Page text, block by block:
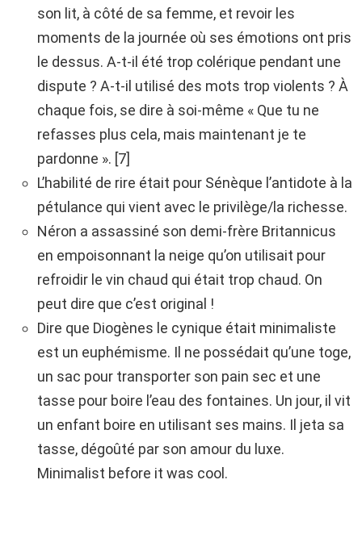
son lit, à côté de sa femme, et revoir les
moments de la journée où ses émotions ont pris
le dessus. A-t-il été trop colérique pendant une
dispute ? A-t-il utilisé des mots trop violents ? À
chaque fois, se dire à soi-même « Que tu ne
refasses plus cela, mais maintenant je te
pardonne ». [7]
L’habilité de rire était pour Sénèque l’antidote à la
pétulance qui vient avec le privilège/la richesse.
Néron a assassiné son demi-frère Britannicus
en empoisonnant la neige qu’on utilisait pour
refroidir le vin chaud qui était trop chaud. On
peut dire que c’est original !
Dire que Diogènes le cynique était minimaliste
est un euphémisme. Il ne possédait qu’une toge,
un sac pour transporter son pain sec et une
tasse pour boire l’eau des fontaines. Un jour, il vit
un enfant boire en utilisant ses mains. Il jeta sa
tasse, dégoûté par son amour du luxe.
Minimalist before it was cool.